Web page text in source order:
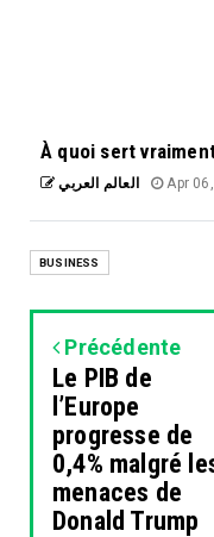
À quoi sert vraiment
العالم العربي Apr
BUSINESS
Précédente
Le PIB de
l’Europe
progresse de
0,4% malgré
menaces de
Donald Trump